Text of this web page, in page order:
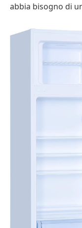
abbia bisogno di